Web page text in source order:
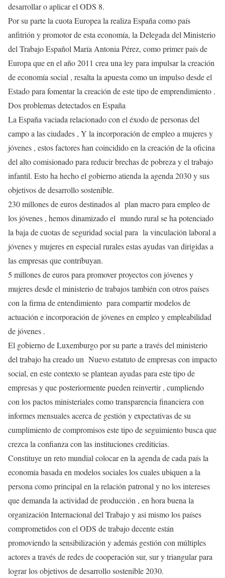
desarrollar o aplicar el ODS 8.
Por su parte la cuota Europea la realiza España como país
anfitrión y promotor de esta economía, la Delegada del Ministerio
del Trabajo Español María Antonia Pérez, como primer país de
Europa que en el año 2011 crea una ley para impulsar la creación
de economía social , resalta la apuesta como un impulso desde el
Estado para fomentar la creación de este tipo de emprendimiento .
Dos problemas detectados en España
La España vaciada relacionado con el éxodo de personas del
campo a las ciudades , Y la incorporación de empleo a mujeres y
jóvenes , estos factores han coincidido en la creación de la oficina
del alto comisionado para reducir brechas de pobreza y el trabajo
infantil. Esto ha hecho el gobierno atienda la agenda 2030 y sus
objetivos de desarrollo sostenible.
230 millones de euros destinados al plan macro para empleo de
los jóvenes , hemos dinamizado el mundo rural se ha potenciado
la baja de cuotas de seguridad social para la vinculación laboral a
jóvenes y mujeres en especial rurales estas ayudas van dirigidas a
las empresas que contribuyan.
5 millones de euros para promover proyectos con jóvenes y
mujeres desde el ministerio de trabajos también con otros países
con la firma de entendimiento para compartir modelos de
actuación e incorporación de jóvenes en empleo y empleabilidad
de jóvenes .
El gobierno de Luxemburgo por su parte a través del ministerio
del trabajo ha creado un Nuevo estatuto de empresas con impacto
social, en este contexto se plantean ayudas para este tipo de
empresas y que posteriormente pueden reinvertir , cumpliendo
con los pactos ministeriales como transparencia financiera con
informes mensuales acerca de gestión y expectativas de su
cumplimiento de compromisos este tipo de seguimiento busca que
crezca la confianza con las instituciones crediticias.
Constituye un reto mundial colocar en la agenda de cada país la
economía basada en modelos sociales los cuales ubiquen a la
persona como principal en la relación patronal y no los intereses
que demanda la actividad de producción , en hora buena la
organización Internacional del Trabajo y asi mismo los países
comprometidos con el ODS de trabajo decente están
promoviendo la sensibilización y además gestión con múltiples
actores a través de redes de cooperación sur, sur y triangular para
lograr los objetivos de desarrollo sostenible 2030.